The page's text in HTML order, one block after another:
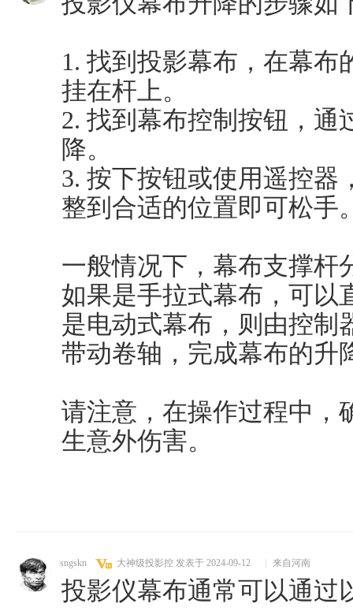
1. 找到投影幕布，在幕布
挂在杆上。
2. 找到幕布控制按钮，通
降。
3. 按下按钮或使用遥控器
整到合适的位置即可松手
一般情况下，幕布支撑杆
如果是手拉式幕布，可以
是电动式幕布，则由控制
带动卷轴，完成幕布的升
请注意，在操作过程中，
生意外伤害。
sngskn 大神级投影控 发表于 2024-09-12 来自河南
投影仪幕布通常可以通过